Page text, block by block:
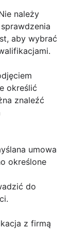
należy
aby wybrać
określić
znaleźć
umowa
określone
do
z firmą